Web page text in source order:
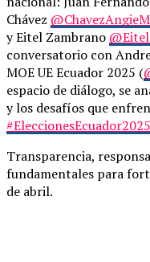
Chávez @ChavezAngieM
y Eitel Zambrano
conversatorio con
MOE UE Ecuador 2025 (
espacio de diálogo, se
y los desafíos que
#EleccionesEcuador2025
Transparencia,
fundamentales para
de abril.